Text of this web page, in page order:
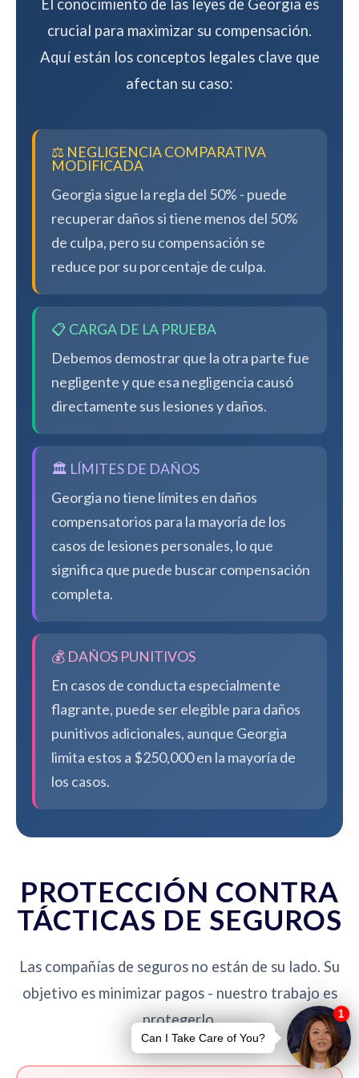
El conocimiento de las leyes de Georgia es
crucial para maximizar su compensación.
Aquí están los conceptos legales clave que
afectan su caso:
⚖️ NEGLIGENCIA COMPARATIVA
MODIFICADA
Georgia sigue la regla del 50% - puede
recuperar daños si tiene menos del 50%
de culpa, pero su compensación se
reduce por su porcentaje de culpa.
📋 CARGA DE LA PRUEBA
Debemos demostrar que la otra parte fue
negligente y que esa negligencia causó
directamente sus lesiones y daños.
🏛️ LÍMITES DE DAÑOS
Georgia no tiene límites en daños
compensatorios para la mayoría de los
casos de lesiones personales, lo que
significa que puede buscar compensación
completa.
💰 DAÑOS PUNITIVOS
En casos de conducta especialmente
flagrante, puede ser elegible para daños
punitivos adicionales, aunque Georgia
limita estos a $250,000 en la mayoría de
los casos.
PROTECCIÓN CONTRA
TÁCTICAS DE SEGUROS
Las compañías de seguros no están de su lado. Su
objetivo es minimizar pagos - nuestro trabajo es
protegerlo.